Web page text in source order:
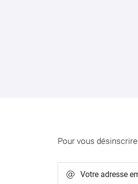
En cochant cette case, vous
Pour vous
 Votre adresse